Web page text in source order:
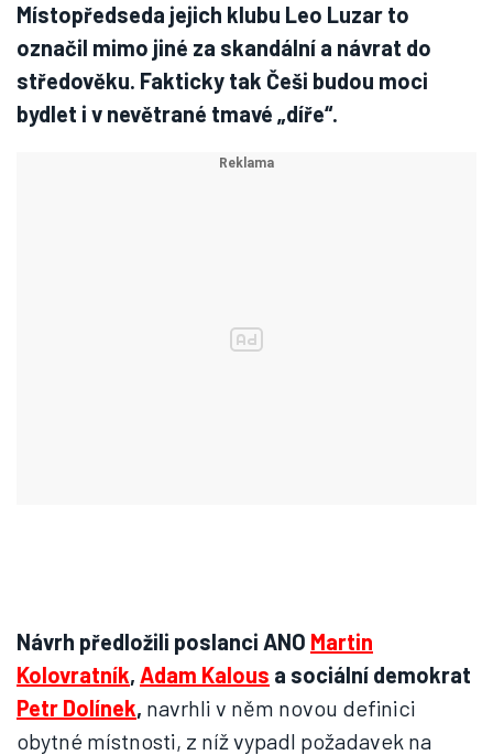
Místopředseda jejich klubu Leo Luzar to
označil mimo jiné za skandální a návrat do
středověku. Fakticky tak Češi budou moci
bydlet i v nevětrané tmavé „díře“.
Návrh předložili poslanci ANO Martin
Kolovratník, Adam Kalous a sociální demokrat
Petr Dolínek, navrhli v něm novou definici
obytné místnosti, z níž vypadl požadavek na